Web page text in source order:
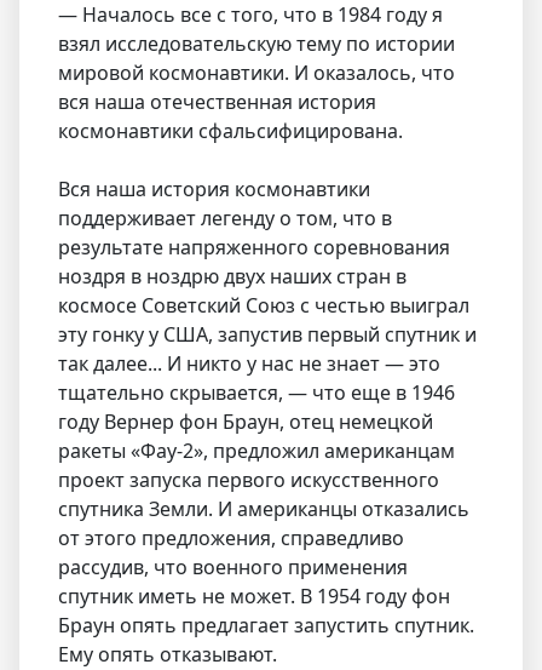
— Началось все с того, что в 1984 году я
взял исследовательскую тему по истории
мировой космонавтики. И оказалось, что
вся наша отечественная история
космонавтики сфальсифицирована.
Вся наша история космонавтики
поддерживает легенду о том, что в
результате напряженного соревнования
ноздря в ноздрю двух наших стран в
космосе Советский Союз с честью выиграл
эту гонку у США, запустив первый спутник и
так далее... И никто у нас не знает — это
тщательно скрывается, — что еще в 1946
году Вернер фон Браун, отец немецкой
ракеты «Фау-2», предложил американцам
проект запуска первого искусственного
спутника Земли. И американцы отказались
от этого предложения, справедливо
рассудив, что военного применения
спутник иметь не может. В 1954 году фон
Браун опять предлагает запустить спутник.
Ему опять отказывают.